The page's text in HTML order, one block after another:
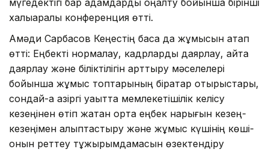
мүгедектігі бар адамдарды оңалту бойынша бірінші
халықаралық конференция өтті.
Ақмәди Сарбасов Кеңестің басқа да жұмысын атап
өтті: Еңбекті нормалау, кадрларды даярлау, қайта
даярлау және біліктілігін арттыру мәселелері
бойынша жұмыс топтарының бірқатар отырыстары,
сондай-ақ қазіргі уақытта мемлекетішілік келісу
кезеңінен өтіп жатқан ортақ еңбек нарығын кезең-
кезеңімен қалыптастыру және жұмыс күшінің көші-
қонын реттеу тұжырымдамасын өзектендіру